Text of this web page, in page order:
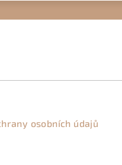
osobních údajů